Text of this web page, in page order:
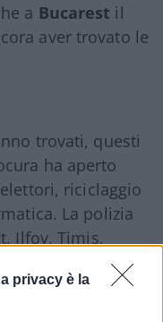
privacy è la
a Bucarest il
aver trovato le
trovati, questi
ha aperto
riciclaggio
La polizia
Ilfov, Timis,
discorso in tre
nella villa e negli